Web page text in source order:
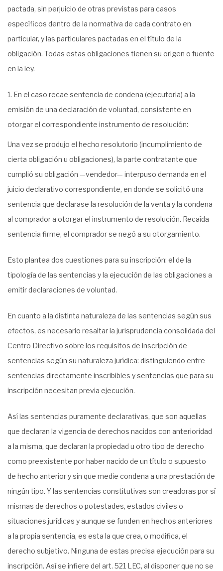
pactada, sin perjuicio de otras previstas para casos
específicos dentro de la normativa de cada contrato en
particular, y las particulares pactadas en el título de la
obligación. Todas estas obligaciones tienen su origen o fuente
en la ley.
En el caso recae sentencia de condena (ejecutoria) a la
emisión de una declaración de voluntad, consistente en
otorgar el correspondiente instrumento de resolución:
Una vez se produjo el hecho resolutorio (incumplimiento de
cierta obligación u obligaciones), la parte contratante que
cumplió su obligación —vendedor— interpuso demanda en el
juicio declarativo correspondiente, en donde se solicitó una
sentencia que declarase la resolución de la venta y la condena
al comprador a otorgar el instrumento de resolución. Recaída
sentencia firme, el comprador se negó a su otorgamiento.
Esto plantea dos cuestiones para su inscripción: el de la
tipología de las sentencias y la ejecución de las obligaciones a
emitir declaraciones de voluntad.
En cuanto a la distinta naturaleza de las sentencias según sus
efectos, es necesario resaltar la jurisprudencia consolidada del
Centro Directivo sobre los requisitos de inscripción de
sentencias según su naturaleza jurídica: distinguiendo entre
sentencias directamente inscribibles y sentencias que para su
inscripción necesitan previa ejecución.
Así las sentencias puramente declarativas, que son aquellas
que declaran la vigencia de derechos nacidos con anterioridad
a la misma, que declaran la propiedad u otro tipo de derecho
como preexistente por haber nacido de un título o supuesto
de hecho anterior y sin que medie condena a una prestación de
ningún tipo. Y las sentencias constitutivas son creadoras por sí
mismas de derechos o potestades, estados civiles o
situaciones jurídicas y aunque se funden en hechos anteriores
a la propia sentencia, es esta la que crea, o modifica, el
derecho subjetivo. Ninguna de estas precisa ejecución para su
inscripción. Así se infiere del art. 521 LEC, al disponer que no se